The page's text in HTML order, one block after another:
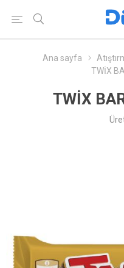
Ana sayfa
TWİX
TWİX